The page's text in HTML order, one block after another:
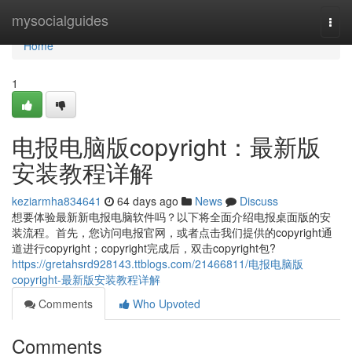
mysocialguides
Home
Home
1
电报电脑版copyright：最新版
安装教程详解
keziarmha834641 64 days ago News
Discuss
想要体验最新新电报电脑软件吗？以下将全面介绍电报桌面版的安
装流程。首先，您访问电报官网，或者点击我们提供的copyright通
道进行copyright；copyright完成后，双击copyright包?
https://gretahsrd928143.ttblogs.com/21466811/电报电脑版
copyright-最新版安装教程详解
Comments
Who Upvoted
Comments